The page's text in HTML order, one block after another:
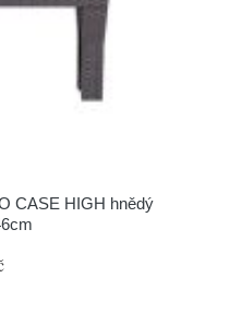
CASE HIGH hnědý